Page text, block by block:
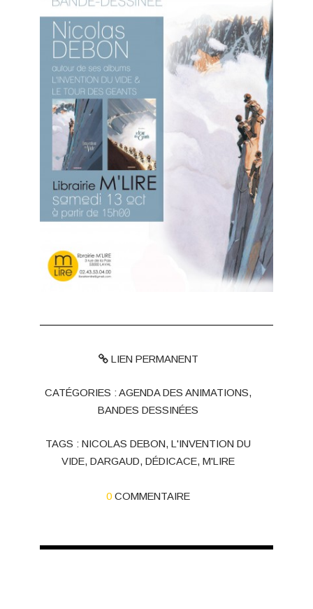
LIEN PERMANENT
CATÉGORIES :AGENDA DES ANIMATIONS,
BANDES DESSINÉES
TAGS :NICOLAS DEBON,L'INVENTION DU
VIDE,DARGAUD,DÉDICACE,M'LIRE
0 COMMENTAIRE